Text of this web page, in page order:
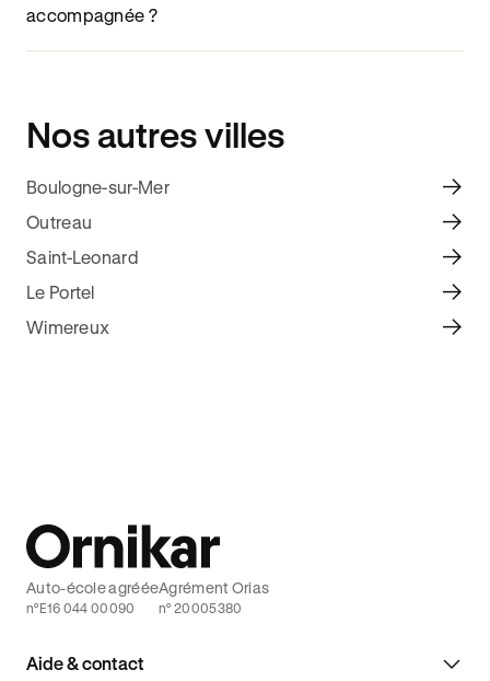
accompagnée ?
Nos autres villes
Boulogne-sur-Mer
Outreau
Saint-Leonard
Le Portel
Wimereux
Aide & contact
Auto-école agréée
n°E16 044 00090
Agrément Orias
n° 20005380